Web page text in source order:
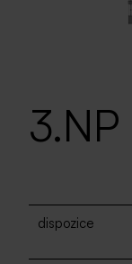
3.NP
dispozice